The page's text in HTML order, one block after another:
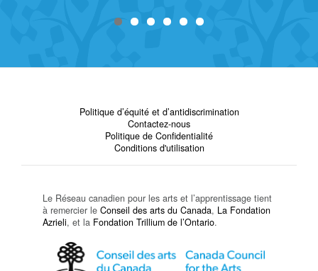
Politique d’équité et d’antidiscrimination
Contactez-nous
Politique de Confidentialité
Conditions d'utilisation
Le Réseau canadien pour les arts et l’apprentissage tient
à remercier le Conseil des arts du Canada, La Fondation
Azrieli, et la Fondation Trillium de l’Ontario.